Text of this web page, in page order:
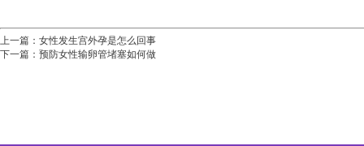
上一篇： 女性发生宫外孕是怎么回事
下一篇： 预防女性输卵管堵塞如何做